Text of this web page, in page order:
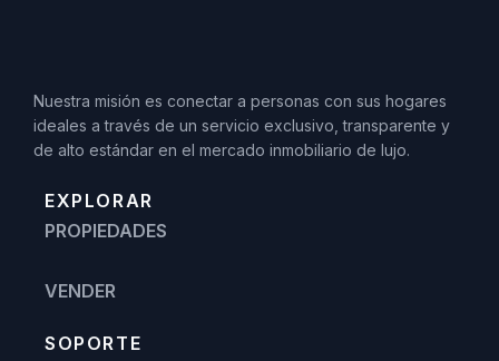
Nuestra misión es conectar a personas con sus hogares
ideales a través de un servicio exclusivo, transparente y
de alto estándar en el mercado inmobiliario de lujo.
EXPLORAR
PROPIEDADES
VENDER
SOPORTE